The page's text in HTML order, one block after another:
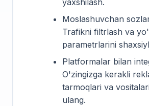
yaxshilash.
Moslashuvchan
Trafikni filtrlash va
parametrlarini
Platformalar bilan
O'zingizga kerakli
tarmoqlari va
ulang.